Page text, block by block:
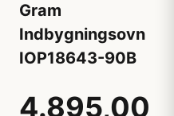
Gram
Indbygningsovn
IOP18643-90B
4.895,00